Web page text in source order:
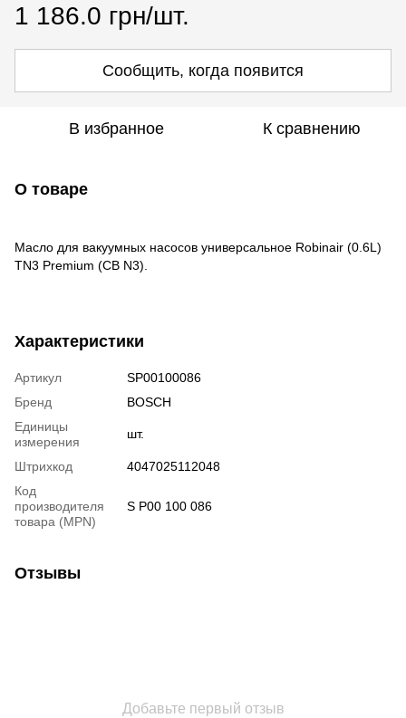
1 186.0 грн/шт.
Сообщить, когда появится
В избранное К сравнению
О товаре
Масло для вакуумных насосов универсальное Robinair (0.6L)
TN3 Premium (CB N3).
Характеристики
Артикул
SP00100086
Бренд
BOSCH
Единицы
измерения
шт.
Штрихкод
4047025112048
Код
производителя
товара (MPN)
S P00 100 086
Отзывы
Добавьте первый отзыв